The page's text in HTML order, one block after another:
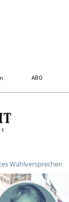
ABO
Wahlversprechen